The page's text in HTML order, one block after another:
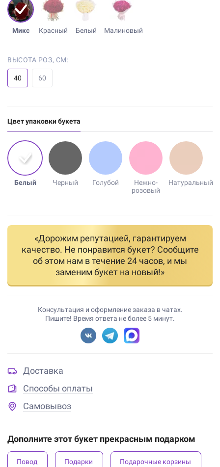
Микс Красный Белый Малиновый
ВЫСОТА РОЗ, СМ:
40 60
Цвет упаковки букета
Белый Черный Голубой
Нежно-
розовый
Натуральный
«Дорожим репутацией, гарантируем
качество. Не понравится букет? Сообщите
об этом нам в течение 24 часов, и мы
заменим букет на новый!»
Консультация и оформление заказа в чатах.
Пишите! Время ответа не более 5 минут.
Доставка
Способы оплаты
Самовывоз
Дополните этот букет прекрасным подарком
Повод Подарки Подарочные корзины